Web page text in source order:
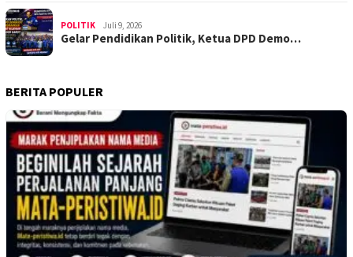
POLITIK Juli 9, 2026
Gelar Pendidikan Politik, Ketua DPD Demo…
BERITA POPULER